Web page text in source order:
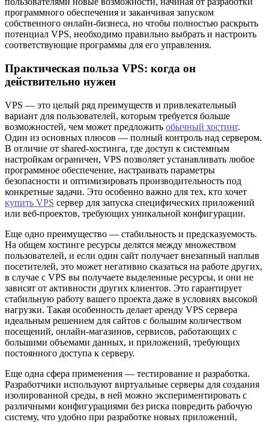
программного обеспечения и заканчивая запуском
собственного онлайн-бизнеса, но чтобы полностью раскрыть
потенциал VPS, необходимо правильно выбрать и настроить
соответствующие программы для его управления.
Практическая польза VPS: когда он
действительно нужен
VPS — это целый ряд преимуществ и привлекательный
вариант для пользователей, которым требуется больше
возможностей, чем может предложить обычный хостинг.
Один из основных плюсов — полный контроль над сервером.
В отличие от shared-хостинга, где доступ к системным
настройкам ограничен, VPS позволяет устанавливать любое
программное обеспечение, настраивать параметры
безопасности и оптимизировать производительность под
конкретные задачи. Это особенно важно для тех, кто хочет
купить VPS сервер для запуска специфических приложений
или веб-проектов, требующих уникальной конфигурации.
Еще одно преимущество — стабильность и предсказуемость.
На общем хостинге ресурсы делятся между множеством
пользователей, и если один сайт получает внезапный наплыв
посетителей, это может негативно сказаться на работе других,
в случае с VPS вы получаете выделенные ресурсы, и они не
зависят от активности других клиентов. Это гарантирует
стабильную работу вашего проекта даже в условиях высокой
нагрузки. Такая особенность делает аренду VPS сервера
идеальным решением для сайтов с большим количеством
посещений, онлайн-магазинов, сервисов, работающих с
большими объемами данных, и приложений, требующих
постоянного доступа к серверу.
Еще одна сфера применения — тестирование и разработка.
Разработчики используют виртуальные серверы для создания
изолированной среды, в ней можно экспериментировать с
различными конфигурациями без риска повредить рабочую
систему, что удобно при разработке новых приложений,